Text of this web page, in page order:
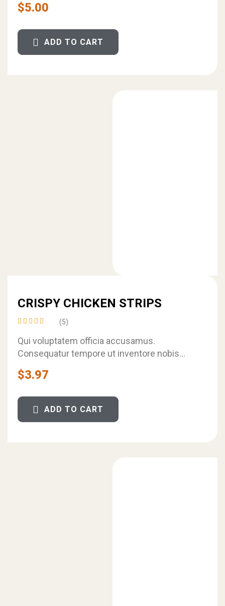
earum iusto…
$5.00
ADD TO CART
CRISPY CHICKEN STRIPS
4.40
out of
5
(5)
Qui voluptatem officia accusamus.
Consequatur tempore ut inventore nobis
consequatur odio consequuntur asperiores
$3.97
ADD TO CART